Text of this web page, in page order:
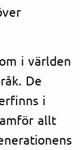
i världen
De
i
allt